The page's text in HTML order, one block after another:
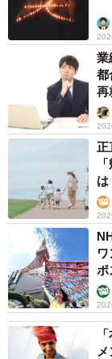
業
都
再
ア
正
は
ポ